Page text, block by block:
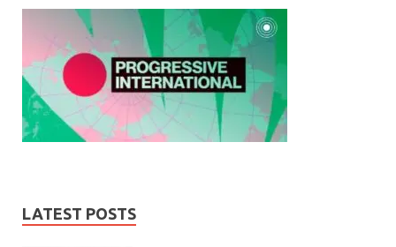
LATEST POSTS